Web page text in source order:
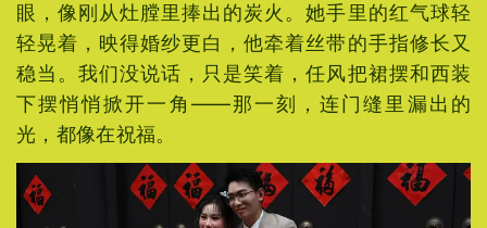
眼，像刚从灶膛里捧出的炭火。她手里的红气球轻
轻晃着，映得婚纱更白，他牵着丝带的手指修长又
稳当。我们没说话，只是笑着，任风把裙摆和西装
下摆悄悄掀开一角——那一刻，连门缝里漏出的
光，都像在祝福。